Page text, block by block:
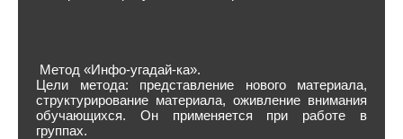
Метод «Инфо-угадай-ка».
Цели метода: представление нового материала,
структурирование материала, оживление внимания
обучающихся. Он применяется при работе в
группах.